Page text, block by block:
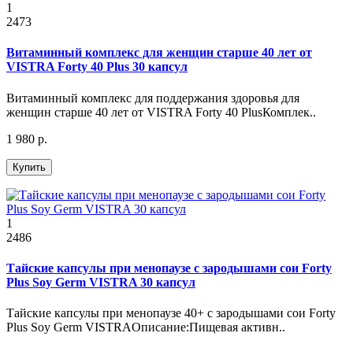
1
2473
Витаминный комплекс для женщин старше 40 лет от
VISTRA Forty 40 Plus 30 капсул
Витаминный комплекс для поддержания здоровья для
женщин старше 40 лет от VISTRA Forty 40 PlusКомплек..
1 980 р.
Купить
1
2486
Тайские капсулы при менопаузе с зародышами сои Forty
Plus Soy Germ VISTRA 30 капсул
Тайские капсулы при менопаузе 40+ с зародышами сои Forty
Plus Soy Germ VISTRAОписание:Пищевая активн..